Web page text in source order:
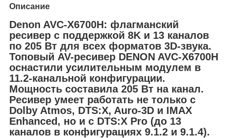
Описание
Denon AVC-X6700H: флагманский
ресивер с поддержкой 8K и 13 каналов
по 205 Вт для всех форматов 3D-звука.
Топовый AV-ресивер DENON AVC-X6700H
оснастили усилительным модулем в
11.2-канальной конфигурации.
Мощность составила 205 Вт на канал.
Ресивер умеет работать не только с
Dolby Atmos, DTS:X, Auro-3D и IMAX
Enhanced, но и с DTS:X Pro (до 13
каналов в конфигурациях 9.1.2 и 9.1.4).